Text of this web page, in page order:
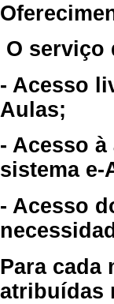
O serviço
- Acesso
Aulas;
- Acesso
sistema e-
- Acesso
Para cada
atribuídas